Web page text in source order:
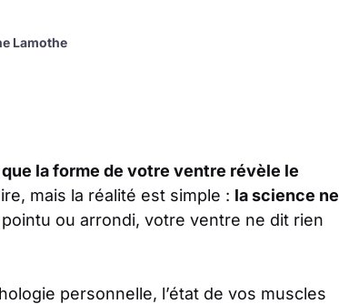
Lamothe
la forme de votre ventre révèle le
mais la réalité est simple : la science ne
pointu ou arrondi, votre ventre ne dit rien
personnelle, l’état de vos muscles